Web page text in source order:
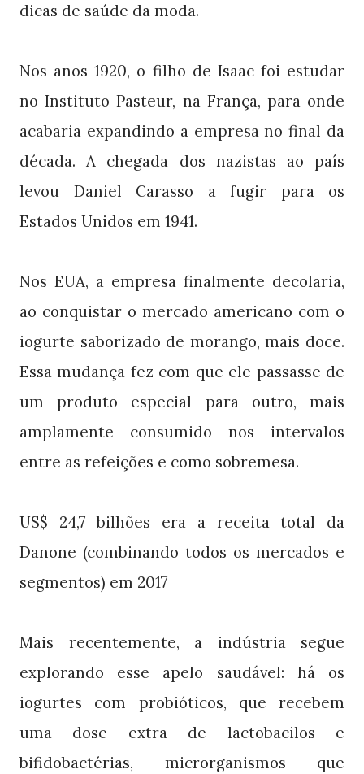
dicas de saúde da moda.
Nos anos 1920, o filho de Isaac foi estudar
no Instituto Pasteur, na França, para onde
acabaria expandindo a empresa no final da
década. A chegada dos nazistas ao país
levou Daniel Carasso a fugir para os
Estados Unidos em 1941.
Nos EUA, a empresa finalmente decolaria,
ao conquistar o mercado americano com o
iogurte saborizado de morango, mais doce.
Essa mudança fez com que ele passasse de
um produto especial para outro, mais
amplamente consumido nos intervalos
entre as refeições e como sobremesa.
US$ 24,7 bilhões era a receita total da
Danone (combinando todos os mercados e
segmentos) em 2017
Mais recentemente, a indústria segue
explorando esse apelo saudável: há os
iogurtes com probióticos, que recebem
uma dose extra de lactobacilos e
bifidobactérias, microrganismos que